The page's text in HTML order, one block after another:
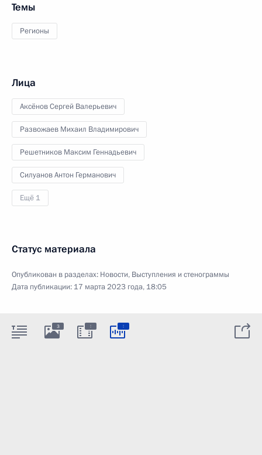
Темы
Регионы
Лица
Аксёнов Сергей Валерьевич
Развожаев Михаил Владимирович
Решетников Максим Геннадьевич
Силуанов Антон Германович
Ещё 1
Статус материала
Опубликован в разделах: Новости, Выступления и стенограммы
Дата публикации: 17 марта 2023 года, 18:05
3 : :